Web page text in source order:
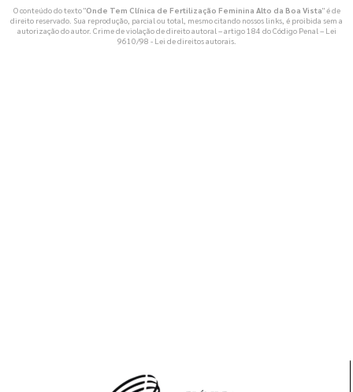
O conteúdo do texto "Onde Tem Clínica de Fertilização Feminina Alto da Boa Vista" é de
direito reservado. Sua reprodução, parcial ou total, mesmo citando nossos links, é proibida sem a
autorização do autor. Crime de violação de direito autoral – artigo 184 do Código Penal – Lei
9610/98 - Lei de direitos autorais.